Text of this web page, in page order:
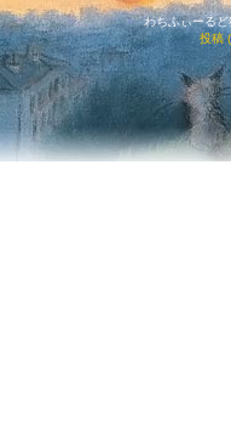
わちふぃーる
投稿